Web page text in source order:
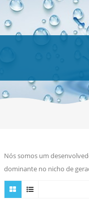
Nós somos um
dominante no nicho de